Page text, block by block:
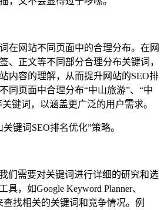
在网站不同页面中的合理分布。在网
、正文等不同部分合理分布关键词，
内容的理解，从而提升网站的SEO排
同页面中合理分布“中山旅游”、“中
键词，以涵盖更广泛的用户需求。
键词SEO排名优化”策略。
们需要对关键词进行详细的研究和选
，如Google Keyword Planner、
查找相关的关键词和竞争情况。例